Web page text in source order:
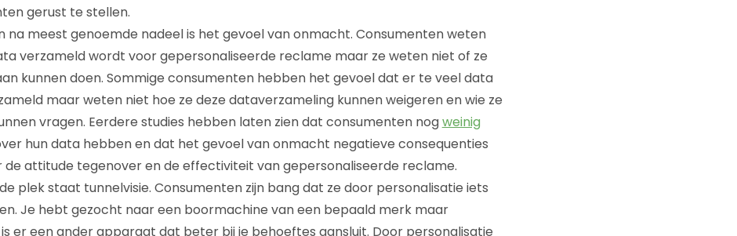
gerust te stellen.
na meest genoemde nadeel is het gevoel van onmacht. Consumenten weten
verzameld wordt voor gepersonaliseerde reclame maar ze weten niet of ze
kunnen doen. Sommige consumenten hebben het gevoel dat er te veel data
maar weten niet hoe ze deze dataverzameling kunnen weigeren en wie ze
vragen. Eerdere studies hebben laten zien dat consumenten nogweinig
hun data hebben en dat het gevoel van onmacht negatieve consequenties
de attitude tegenover en de effectiviteit van gepersonaliseerde reclame.
plek staat tunnelvisie. Consumenten zijn bang dat ze door personalisatie iets
Je hebt gezocht naar een boormachine van een bepaald merk maar
er een ander apparaat dat beter bij je behoeftes aansluit. Door personalisatie